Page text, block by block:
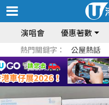
演唱會 優惠著數
熱門關鍵字： 公屋熱話